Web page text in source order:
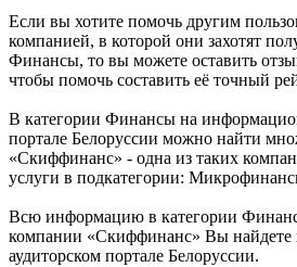
Если вы хотите помочь другим
компанией, в которой они захотят
Финансы, то вы можете оставить
чтобы помочь составить её точный
В категории Финансы на
портале Белоруссии можно найти
«Скиффинанс» - одна из таких
услуги в подкатегории:
Всю информацию в категории
компании «Скиффинанс» Вы
аудиторском портале Белоруссии.